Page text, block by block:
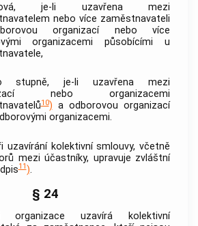
je-li uzavřena mezi
nebo více zaměstnavateli
organizací nebo více
organizacemi působícími u
,
stupně, je-li uzavřena mezi
nebo organizacemi
10) a odborovou organizací
organizacemi.
uzavírání kolektivní smlouvy, včetně
mezi účastníky, upravuje zvláštní
11).
§ 24
organizace uzavírá kolektivní